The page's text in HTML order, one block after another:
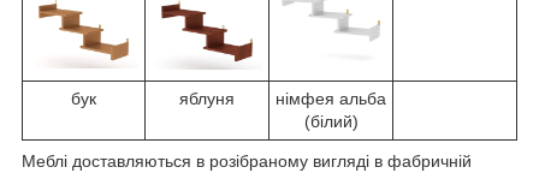
бук яблуня
німфея альба
(білий)
Меблі доставляються в розібраному вигляді в фабричній